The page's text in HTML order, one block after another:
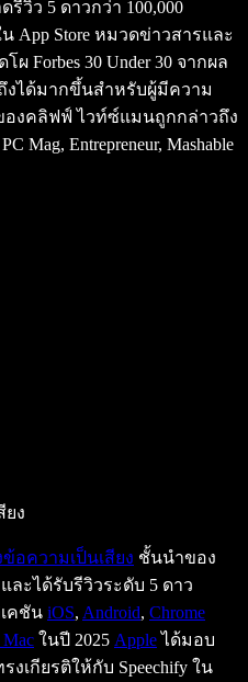
วิว 5 ดาวกว่า 100,000
App Store หมวดข่าวสารและ
Forbes 30 Under 30 จากผล
งได้มากขึ้นสำหรับผู้มีความ
องคลิฟฟ์ ไวท์ซ์แมนถูกกล่าวถึง
Mag, Entrepreneur, Mashable
ยง
อความเป็นเสียง ชั้นนำของ
ะได้รับรีวิวระดับ 5 ดาว
คชัน iOS, Android, Chrome
ในปี 2025 Appleได้มอบ
งเกียรติให้กับ Speechify ใน